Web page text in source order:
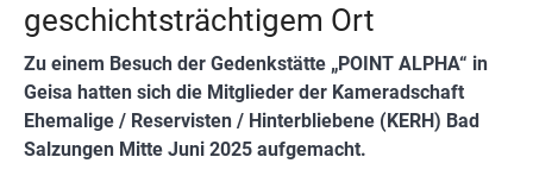
geschichtsträchtigem Ort
Zu einem Besuch der Gedenkstätte „POINT ALPHA“ in
Geisa hatten sich die Mitglieder der Kameradschaft
Ehemalige / Reservisten / Hinterbliebene (KERH) Bad
Salzungen Mitte Juni 2025 aufgemacht.